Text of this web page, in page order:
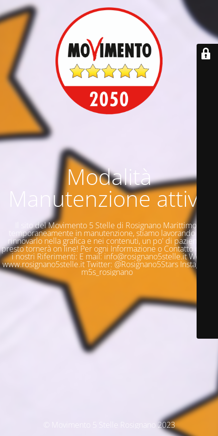
Modalità
Manutenzione attiva
Il sito del Movimento 5 Stelle di Rosignano Marittimo è
temporaneamente in manutenzione, stiamo lavorando per
rinnovarlo nella grafica e nei contenuti, un po' di pazienza e
presto tornerà on line! Per ogni Informazione o Contatto questi
i nostri Riferimenti: E mail: info@rosignano5stelle.it Web:
www.rosignano5stelle.it Twitter: @Rosignano5Stars Instagram:
m5s_rosignano
© Movimento 5 Stelle Rosignano 2023